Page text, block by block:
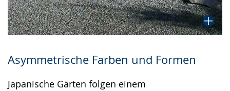
Asymmetrische Farben und Formen
Japanische Gärten folgen einem